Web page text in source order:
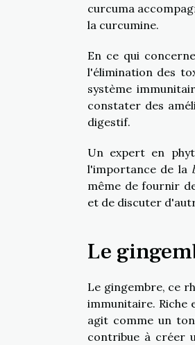
curcuma
la curcumine.
En ce qui
l'élimination des
système
constater des
digestif.
Un expert en
l'importance de la
même de fournir
et de discuter
Le
Le gingembre, ce
immunitaire. Riche
agit comme un
contribue à créer